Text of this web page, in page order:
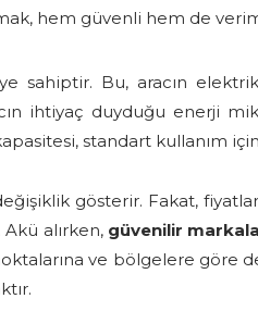
hem güvenli hem de
sahiptir. Bu, aracın
ihtiyaç duyduğu enerji
standart kullanım
gösterir. Fakat,
alırken, güvenilir
noktalarına ve bölgelere